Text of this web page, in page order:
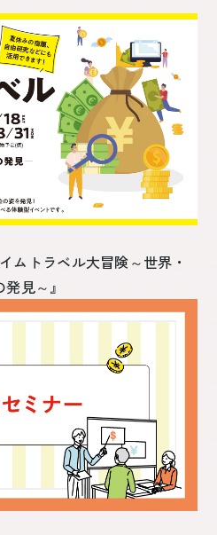
ムトラベル大冒険～世界・
見～』